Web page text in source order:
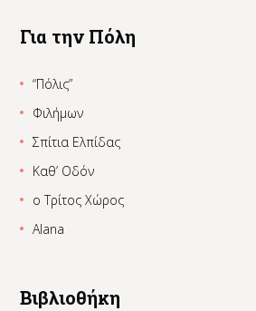
Για την Πόλη
“Πόλις”
Φιλήμων
Σπίτια Ελπίδας
Καθ’ Οδόν
ο Τρίτος Χώρος
Alana
Βιβλιοθήκη